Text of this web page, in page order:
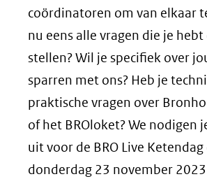
coördinatoren om van elkaar
nu eens alle vragen die je hebt
stellen? Wil je specifiek over
sparren met ons? Heb je
praktische vragen over
of het BROloket? We nodigen
uit voor de BRO Live Ketendag
donderdag 23 november